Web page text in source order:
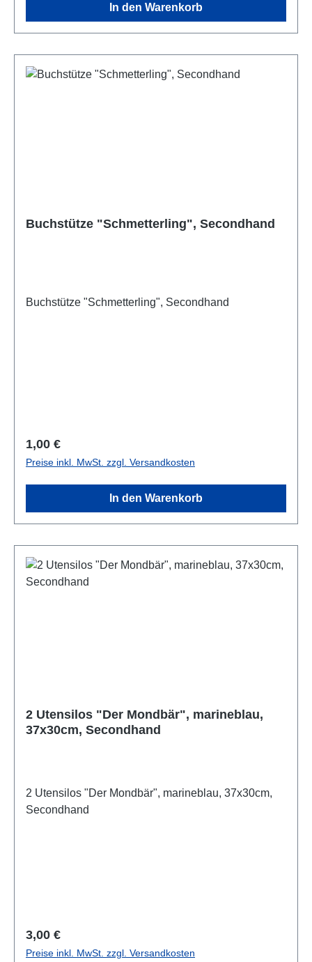
In den Warenkorb
Buchstütze "Schmetterling", Secondhand
Buchstütze "Schmetterling", Secondhand
Regulärer Preis:
1,00 €
Preise inkl. MwSt. zzgl. Versandkosten
In den Warenkorb
2 Utensilos "Der Mondbär", marineblau,
37x30cm, Secondhand
2 Utensilos "Der Mondbär", marineblau, 37x30cm,
Secondhand
Regulärer Preis:
3,00 €
Preise inkl. MwSt. zzgl. Versandkosten